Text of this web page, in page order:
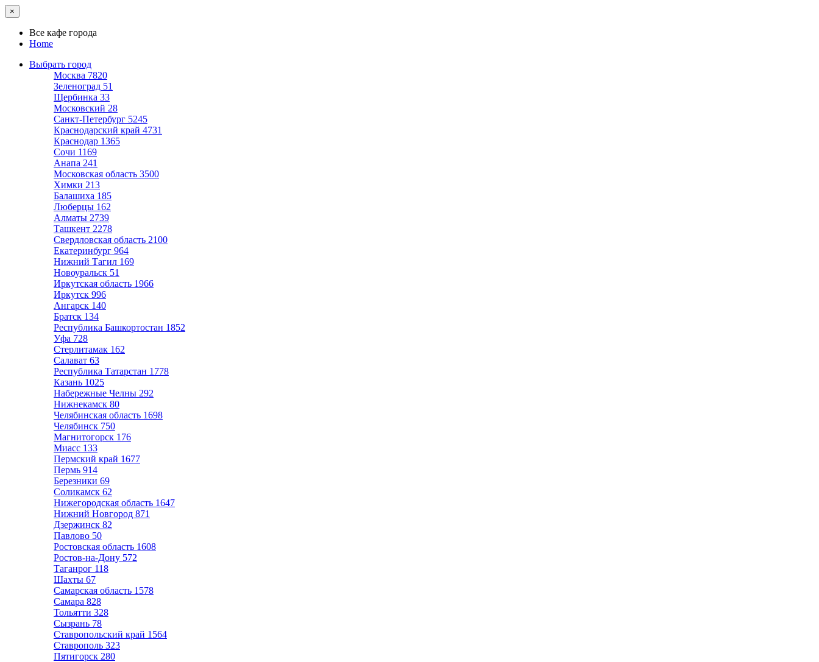
×
Все кафе города
Home
Выбрать город
Москва 7820
Зеленоград 51
Щербинка 33
Московский 28
Санкт-Петербург 5245
Краснодарский край 4731
Краснодар 1365
Сочи 1169
Анапа 241
Московская область 3500
Химки 213
Балашиха 185
Люберцы 162
Алматы 2739
Ташкент 2278
Свердловская область 2100
Екатеринбург 964
Нижний Тагил 169
Новоуральск 51
Иркутская область 1966
Иркутск 996
Ангарск 140
Братск 134
Республика Башкортостан 1852
Уфа 728
Стерлитамак 162
Салават 63
Республика Татарстан 1778
Казань 1025
Набережные Челны 292
Нижнекамск 80
Челябинская область 1698
Челябинск 750
Магнитогорск 176
Миасс 133
Пермский край 1677
Пермь 914
Березники 69
Соликамск 62
Нижегородская область 1647
Нижний Новгород 871
Дзержинск 82
Павлово 50
Ростовская область 1608
Ростов-на-Дону 572
Таганрог 118
Шахты 67
Самарская область 1578
Самара 828
Тольятти 328
Сызрань 78
Ставропольский край 1564
Ставрополь 323
Пятигорск 280